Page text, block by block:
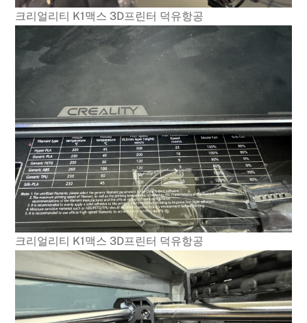
크리얼리티 K1맥스 3D프린터 덕유항공
크리얼리티 K1맥스 3D프린터 덕유항공